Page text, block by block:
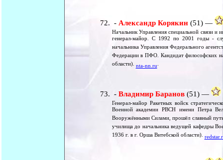
- Александр Корякин (51) —
Начальник Управления специальной связи
генерал-майор. С 1992 по 2001 годы -
начальника Управления Федерального
Федерации в ПФО. Кандидат философских
области). nta-nn.ru.
- Владимир Баранов (51) —
Генерал-майор Ракетных войск
Военной академии РВСН имени Петра
Вооружёнными Силами, прошёл славный
училища до начальника ведущей кафедры
1936 г. в г. Орша Витебской области).